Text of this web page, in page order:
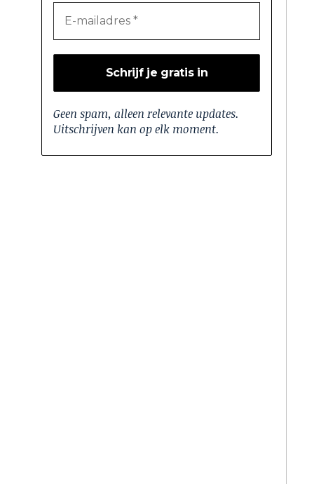
Geen spam, alleen relevante updates.
Uitschrijven kan op elk moment.